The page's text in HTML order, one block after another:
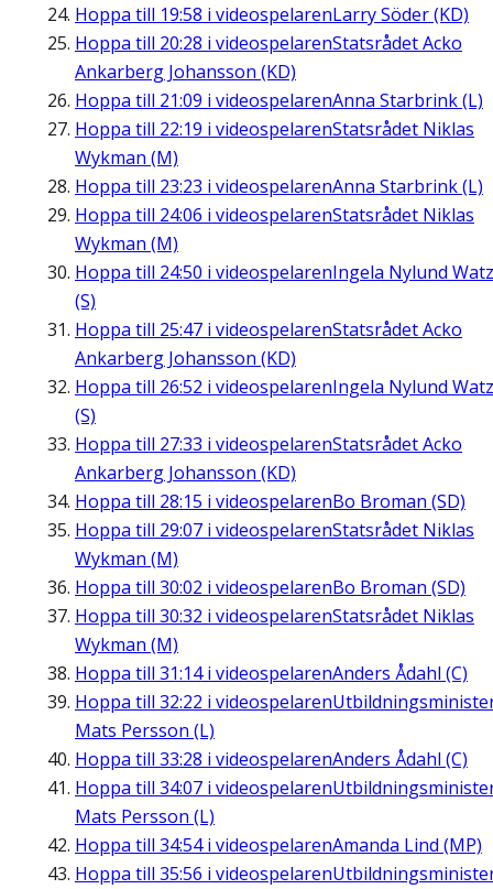
Hoppa till 19:58 i videospelarenLarry Söder (KD)
Hoppa till 20:28 i videospelarenStatsrådet Acko
Ankarberg Johansson (KD)
Hoppa till 21:09 i videospelarenAnna Starbrink (L)
Hoppa till 22:19 i videospelarenStatsrådet Niklas
Wykman (M)
Hoppa till 23:23 i videospelarenAnna Starbrink (L)
Hoppa till 24:06 i videospelarenStatsrådet Niklas
Wykman (M)
Hoppa till 24:50 i videospelarenIngela Nylund Watz
(S)
Hoppa till 25:47 i videospelarenStatsrådet Acko
Ankarberg Johansson (KD)
Hoppa till 26:52 i videospelarenIngela Nylund Watz
(S)
Hoppa till 27:33 i videospelarenStatsrådet Acko
Ankarberg Johansson (KD)
Hoppa till 28:15 i videospelarenBo Broman (SD)
Hoppa till 29:07 i videospelarenStatsrådet Niklas
Wykman (M)
Hoppa till 30:02 i videospelarenBo Broman (SD)
Hoppa till 30:32 i videospelarenStatsrådet Niklas
Wykman (M)
Hoppa till 31:14i videospelarenAnders Ådahl (C)
Hoppa till 32:22 i videospelaren
Mats Persson (L)
Hoppa till 33:28 i videospelarenAnders Ådahl (C)
Hoppa till 34:07 i videospelaren
Mats Persson (L)
Hoppa till 34:54i videospelarenAmanda Lind (MP)
Hoppa till 35:56 i videospelaren